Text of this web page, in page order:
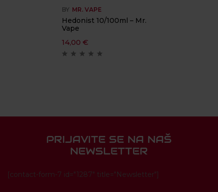
BY MR. VAPE
Hedonist 10/100ml – Mr.
Vape
14,00 €
PRIJAVITE SE NA NAŠ
NEWSLETTER
[contact-form-7 id="1287" title="Newsletter"]